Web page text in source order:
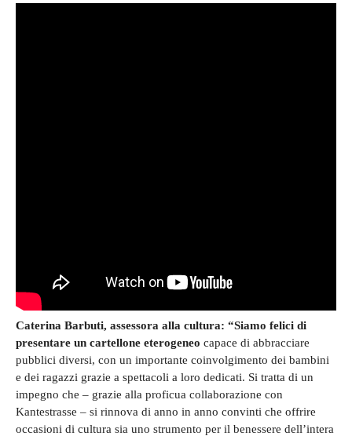
Caterina Barbuti, assessora alla cultura: “Siamo felici di
presentare un cartellone eterogeneo capace di abbracciare
pubblici diversi, con un importante coinvolgimento dei bambini
e dei ragazzi grazie a spettacoli a loro dedicati. Si tratta di un
impegno che – grazie alla proficua collaborazione con
Kantestrasse – si rinnova di anno in anno convinti che offrire
occasioni di cultura sia uno strumento per il benessere dell’intera